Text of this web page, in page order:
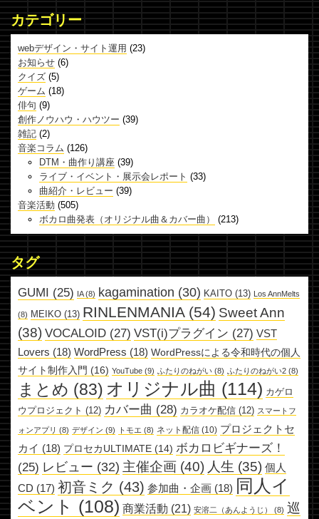
カテゴリー
webデザイン・サイト運用 (23)
お知らせ (6)
クイズ (5)
ゲーム (18)
俳句 (9)
創作ノウハウ・ハウツー (39)
雑記 (2)
音楽コラム (126)
DTM・曲作り講座 (39)
ライブ・イベント・展示会レポート (33)
曲紹介・レビュー (39)
音楽活動 (505)
ボカロ曲発表（オリジナル曲＆カバー曲）
(213)
タグ
GUMI (25) IA(8) kagamination (30) KAITO (13) Los AnnMelts
(8) MEIKO (13) RINLENMANIA(54) Sweet Ann
(38) VOCALOID (27) VST(i)プラグイン (27) VST
Lovers (18) WordPress (18) WordPressによる令和時代の個人
サイト制作入門 (16) YouTube (9) ふたりのねがい (8) ふたりのねがい2 (8)
まとめ (83) オリジナル曲 (114) カゲロ
ウプロジェクト (12) カバー曲 (28) カラオケ配信 (12) スマートフ
ォンアプリ (8) デザイン (9) トモエ (8) ネット配信 (10) プロジェクトセ
カイ (18) プロセカULTIMATE (14) ボカロビギナーズ！
(25) レビュー (32) 主催企画 (40) 人生 (35) 個人
CD (17) 初音ミク (43) 参加曲・企画 (18) 同人イ
ベント (108) 商業活動 (21) 安溶二（あんようじ） (8) 巡